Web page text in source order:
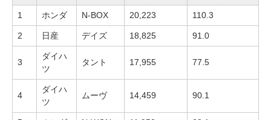
1 ホンダ N-BOX 20,223 110.3
2 日産 デイズ 18,825 91.0
3
ダイハ
ツ
タント 17,955 77.5
4
ダイハ
ツ
ムーヴ 14,459 90.1